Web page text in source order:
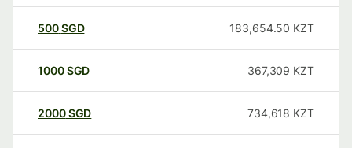
500SGD 183,654.50 KZT
1000SGD 367,309 KZT
2000SGD 734,618 KZT